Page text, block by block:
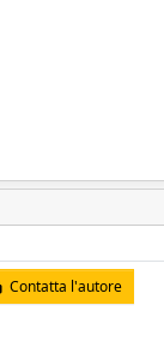
Contatta l'autore